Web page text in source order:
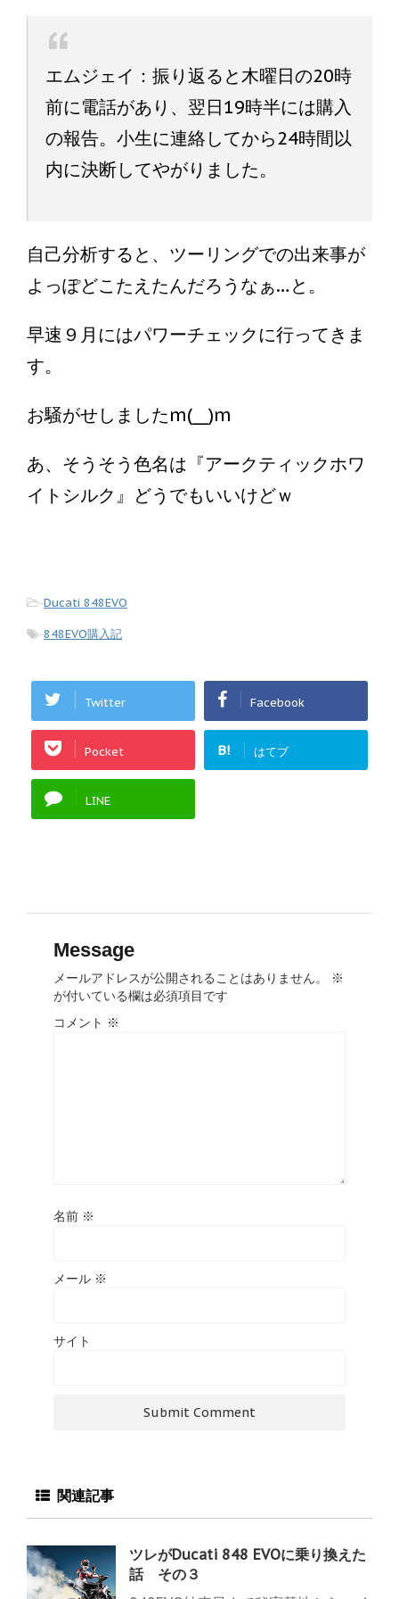
エムジェイ：振り返ると木曜日の20時
前に電話があり、翌日19時半には購入
の報告。小生に連絡してから24時間以
内に決断してやがりました。
自己分析すると、ツーリングでの出来事が
よっぽどこたえたんだろうなぁ…と。
早速９月にはパワーチェックに行ってきま
す。
お騒がせしましたm(__)m
あ、そうそう色名は『アークティックホワ
イトシルク』どうでもいいけどｗ
-Ducati 848EVO
-848EVO購入記
Twitter Facebook
Pocket B! はてブ
LINE
Message
メールアドレスが公開されることはありません。
※
が付いている欄は必須項目です
コメント ※
名前 ※
メール ※
サイト
関連記事
ツレがDucati 848 EVOに乗り換えた
話 その３